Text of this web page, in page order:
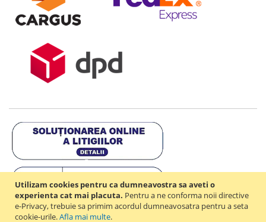
Utilizam cookies pentru ca dumneavostra sa aveti o
experienta cat mai placuta. Pentru a ne conforma noii directive
e-Privacy, trebuie sa primim acordul dumneavosatra pentru a seta
cookie-urile.Afla mai multe.